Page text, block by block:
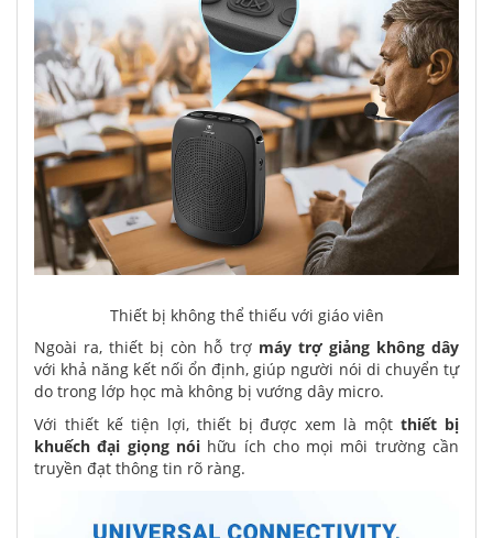
Thiết bị không thể thiếu với giáo viên
Ngoài ra, thiết bị còn hỗ trợ máy trợ giảng không dây
với khả năng kết nối ổn định, giúp người nói di chuyển tự
do trong lớp học mà không bị vướng dây micro.
Với thiết kế tiện lợi, thiết bị được xem là mộtthiết bị
khuếch đại giọng nóihữu ích cho mọi môi trường cần
truyền đạt thông tin rõ ràng.